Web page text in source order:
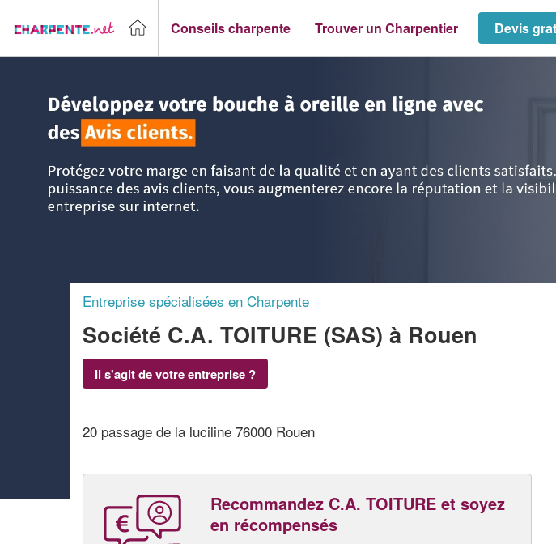
Conseils charpente Trouver un Charpentier Devis
Entreprise spécialisées en Charpente
Société C.A. TOITURE (SAS) à Rouen
Il s'agit de votre entreprise ?
20 passage de la luciline 76000 Rouen
Recommandez C.A. TOITURE et soyez
en récompensés